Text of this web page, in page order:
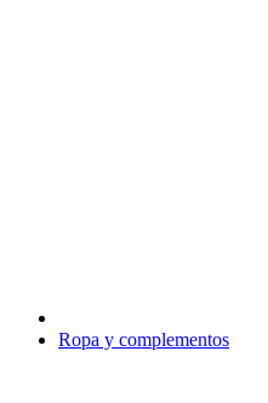
Ropa y complementos